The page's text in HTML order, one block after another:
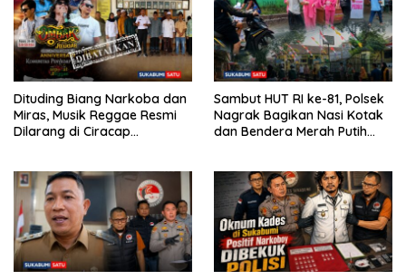
Dituding Biang Narkoba dan
Miras, Musik Reggae Resmi
Dilarang di Ciracap
Sambut HUT RI ke-81, Polsek
Nagrak Bagikan Nasi Kotak
dan Bendera Merah Putih